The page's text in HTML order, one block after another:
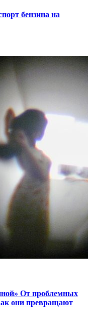
бензина на
От проблемных
они превращают